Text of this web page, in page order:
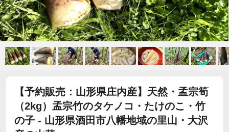
【予約販売：山形県庄内産】天然・孟宗筍
（2kg）孟宗竹のタケノコ・たけのこ・竹
の子 - 山形県酒田市八幡地域の里山・大沢